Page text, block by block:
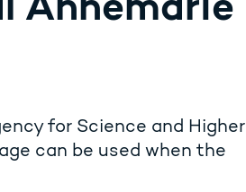
for Science and Higher
can be used when the